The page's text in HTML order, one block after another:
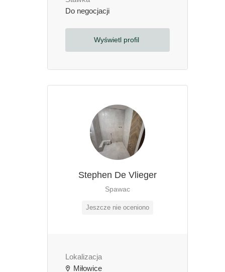
Do negocjacji
Wyświetl profil
Stephen De Vlieger
Spawac
Jeszcze nie oceniono
Lokalizacja
Miłowice